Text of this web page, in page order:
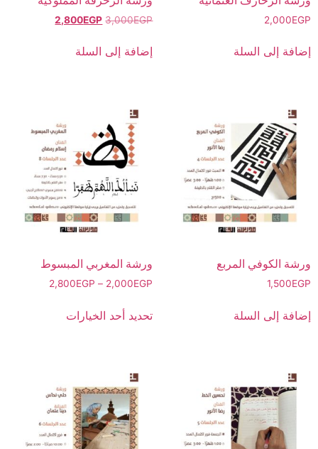
2,000EGP
إضافة إلى السلة
3,000EGP
2,800EGP
إضافة إلى السلة
ورشة الكوفي المربع
1,500EGP
إضافة إلى السلة
ورشة المغربي المبسوط
2,000EGP
–
2,800EGP
تحديد أحد الخيارات